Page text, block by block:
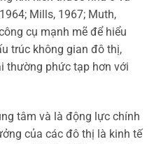
Mills, 1967; Muth,
cụ mạnh mẽ để hiểu
trúc không gian đô thị,
thường phức tạp hơn với
tâm và là động lực chính
của các đô thị là kinh tế